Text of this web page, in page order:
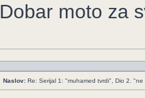
Dobar moto za
Naslov: Re: Serijal 1: "muhamed tvrdi", Dio 2.